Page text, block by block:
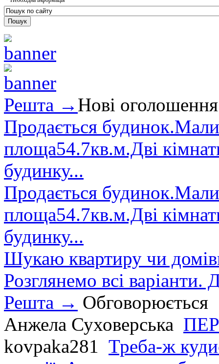
Решта → Нові оголошення
Продається
площа54.7кв.м.Дві
будинку...
Продається
площа54.7кв.м.Дві
будинку...
Шукаю квартиру чи
Розглянемо всі варіанти.
Решта → Обговорюється
Анжела Суховерська
kovpaka281 Треба-ж